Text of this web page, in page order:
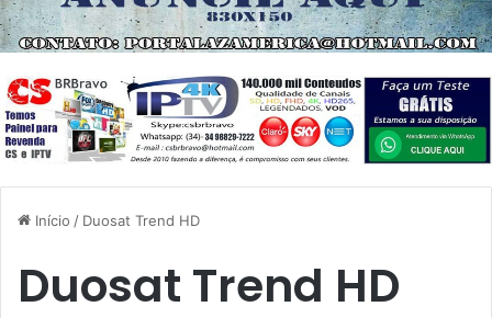
Início / Duosat Trend HD
Duosat Trend HD